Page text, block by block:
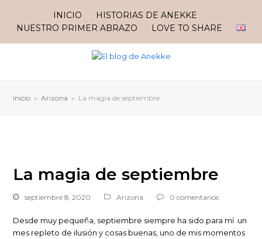
INICIO
HISTORIAS DE ANEKKE
NUESTRO PRIMER ABRAZO
LOVE TO SHARE
Inicio » Arizona » La magia de septiembre
La magia de septiembre
septiembre 8, 2020 Arizona 0 comentarios
Desde muy pequeña, septiembre siempre ha sido para mí un
mes repleto de ilusión y cosas buenas, uno de mis momentos